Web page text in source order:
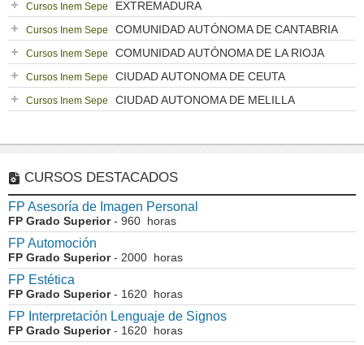
Cursos Inem Sepe EXTREMADURA
Cursos Inem Sepe COMUNIDAD AUTÓNOMA DE CANTABRIA
Cursos Inem Sepe COMUNIDAD AUTÓNOMA DE LA RIOJA
Cursos Inem Sepe CIUDAD AUTONOMA DE CEUTA
Cursos Inem Sepe CIUDAD AUTONOMA DE MELILLA
CURSOS DESTACADOS
FP Asesoría de Imagen Personal
FP Grado Superior- 960 horas
FP Automoción
FP Grado Superior- 2000 horas
FP Estética
FP Grado Superior- 1620 horas
FP Interpretación Lenguaje de Signos
FP Grado Superior- 1620 horas